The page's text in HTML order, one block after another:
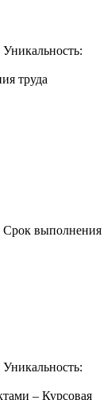
Уникальность:
труда
Срок выполнения
Уникальность:
– Курсовая